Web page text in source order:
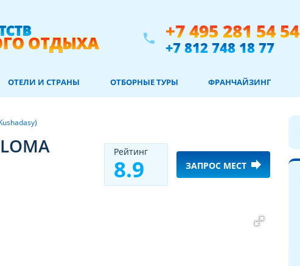
phone +7 495 281 54 54
+7 812 748 18 77
ОТЕЛИ И СТРАНЫ ОТБОРНЫЕ ТУРЫ ФРАНЧАЙЗИНГ
Рeйтинг
8.9 ЗАПРОС МЕСТ forward